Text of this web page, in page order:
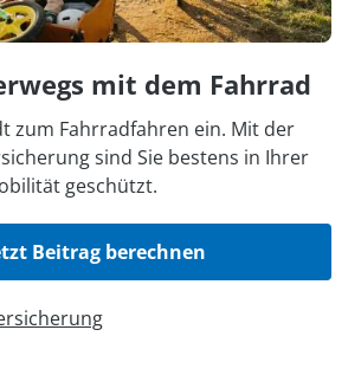
mit dem Fahrrad
zum Fahrradfahren ein. Mit der
sind Sie bestens in Ihrer
geschützt.
Beitrag berechnen